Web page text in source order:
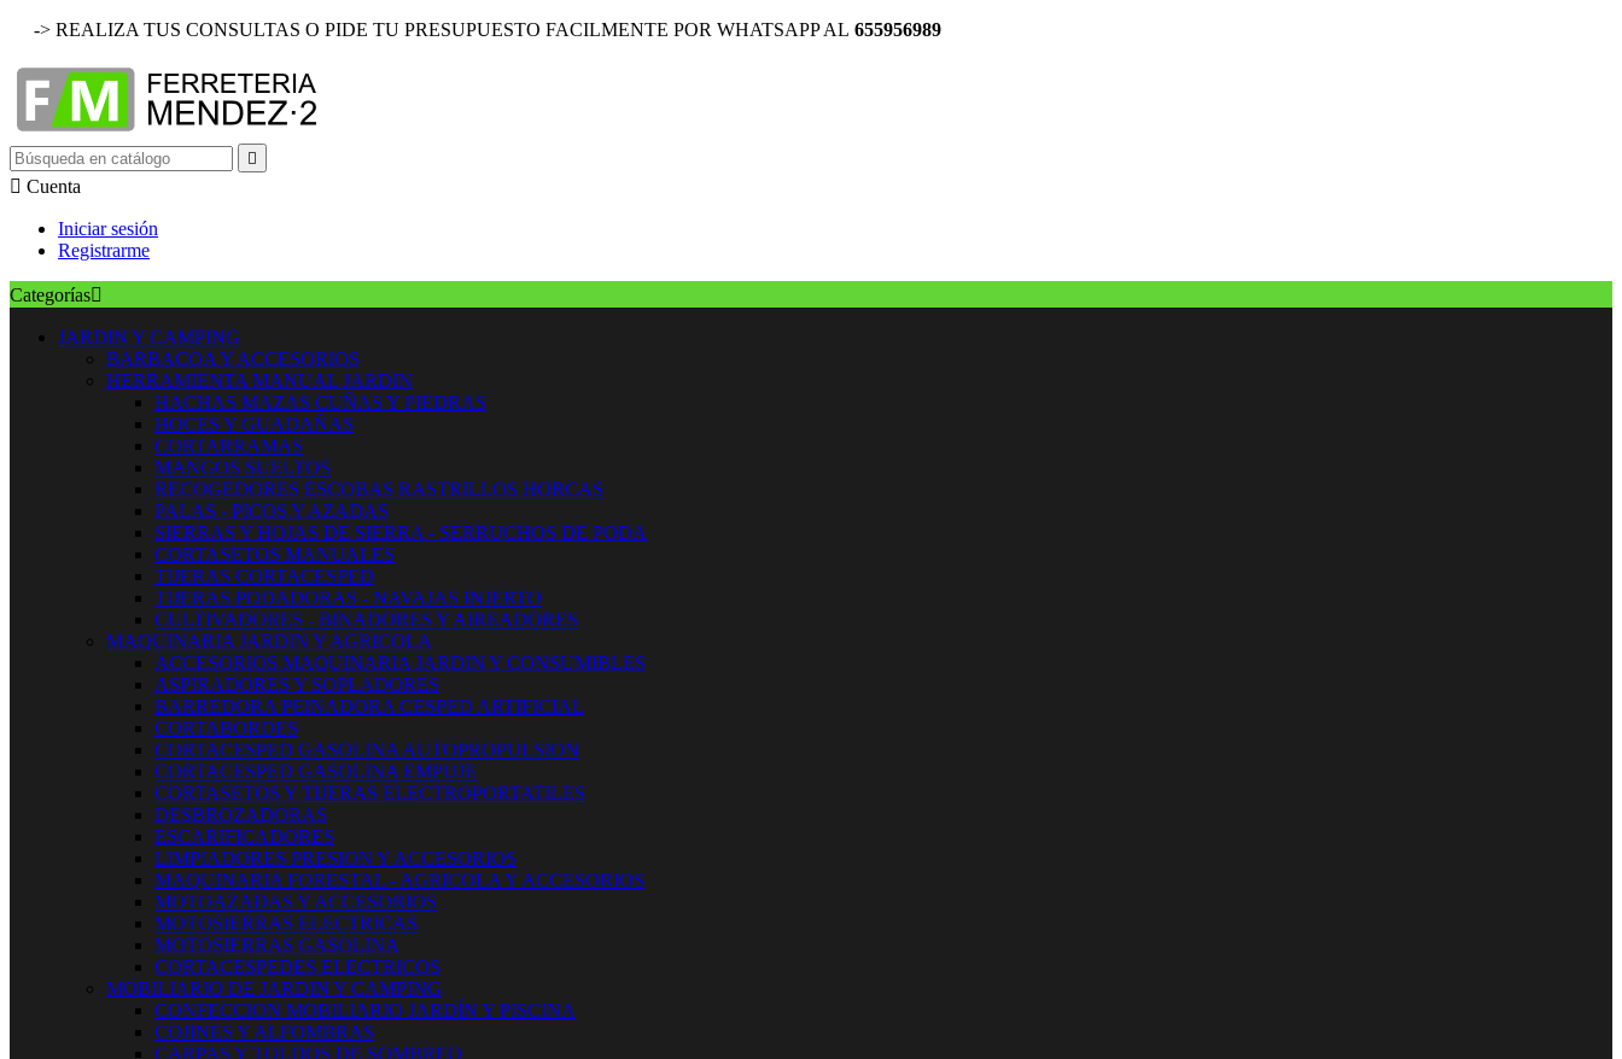
-> REALIZA TUS CONSULTAS O PIDE TU PRESUPUESTO FACILMENTE POR WHATSAPP AL 655956989

 Cuenta
Iniciar sesión
Registrarme
Categorías
JARDIN Y CAMPING
BARBACOA Y ACCESORIOS
HERRAMIENTA MANUAL JARDIN
HACHAS MAZAS CUÑAS Y PIEDRAS
HOCES Y GUADAÑAS
CORTARRAMAS
MANGOS SUELTOS
RECOGEDORES ESCOBAS RASTRILLOS HORCAS
PALAS - PICOS Y AZADAS
SIERRAS Y HOJAS DE SIERRA - SERRUCHOS DE PODA
CORTASETOS MANUALES
TIJERAS CORTACESPED
TIJERAS PODADORAS - NAVAJAS INJERTO
CULTIVADORES - BINADORES Y AIREADORES
MAQUINARIA JARDIN Y AGRICOLA
ACCESORIOS MAQUINARIA JARDIN Y CONSUMIBLES
ASPIRADORES Y SOPLADORES
BARREDORA PEINADORA CESPED ARTIFICIAL
CORTABORDES
CORTACESPED GASOLINA AUTOPROPULSION
CORTACESPED GASOLINA EMPUJE
CORTASETOS Y TIJERAS ELECTROPORTATILES
DESBROZADORAS
ESCARIFICADORES
LIMPIADORES PRESION Y ACCESORIOS
MAQUINARIA FORESTAL - AGRICOLA Y ACCESORIOS
MOTOAZADAS Y ACCESORIOS
MOTOSIERRAS ELECTRICAS
MOTOSIERRAS GASOLINA
CORTACESPEDES ELECTRICOS
MOBILIARIO DE JARDIN Y CAMPING
CONFECCION MOBILIARIO JARDÍN Y PISCINA
COJINES Y ALFOMBRAS
CARPAS Y TOLDOS DE SOMBREO